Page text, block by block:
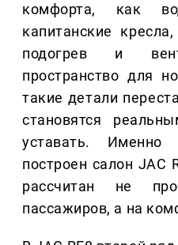
комфорта, как
капитанские
подогрев и
пространство для
такие детали
становятся
уставать.
построен салон JAC
рассчитан не
пассажиров, а на